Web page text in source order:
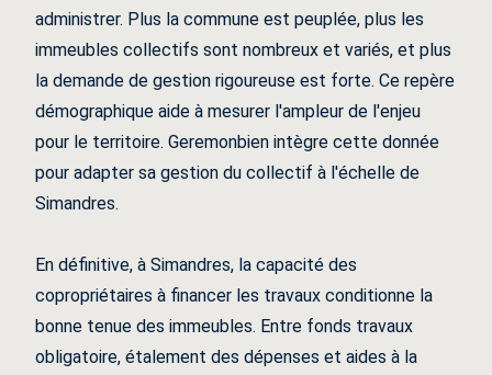
administrer. Plus la commune est peuplée, plus les
immeubles collectifs sont nombreux et variés, et plus
la demande de gestion rigoureuse est forte. Ce repère
démographique aide à mesurer l'ampleur de l'enjeu
pour le territoire. Geremonbien intègre cette donnée
pour adapter sa gestion du collectif à l'échelle de
Simandres.
En définitive, à Simandres, la capacité des
copropriétaires à financer les travaux conditionne la
bonne tenue des immeubles. Entre fonds travaux
obligatoire, étalement des dépenses et aides à la